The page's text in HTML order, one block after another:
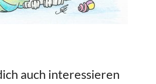
auch interessieren